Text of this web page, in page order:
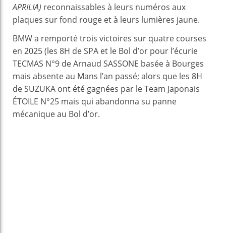
APRILIA) reconnaissables à leurs numéros aux
plaques sur fond rouge et à leurs lumières jaune.
BMW a remporté trois victoires sur quatre courses
en 2025 (les 8H de SPA et le Bol d’or pour l’écurie
TECMAS N°9 de Arnaud SASSONE basée à Bourges
mais absente au Mans l’an passé; alors que les 8H
de SUZUKA ont été gagnées par le Team Japonais
ÉTOILE N°25 mais qui abandonna su panne
mécanique au Bol d’or.